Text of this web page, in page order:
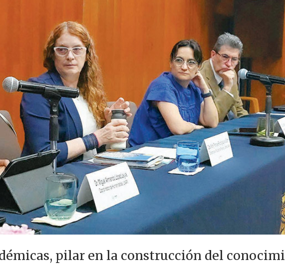
pilar en la construcción del